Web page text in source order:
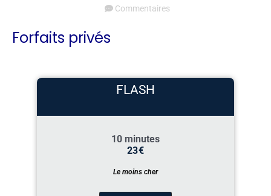
Commentaires
Forfaits privés
FLASH
10 minutes
23€
Le moins cher